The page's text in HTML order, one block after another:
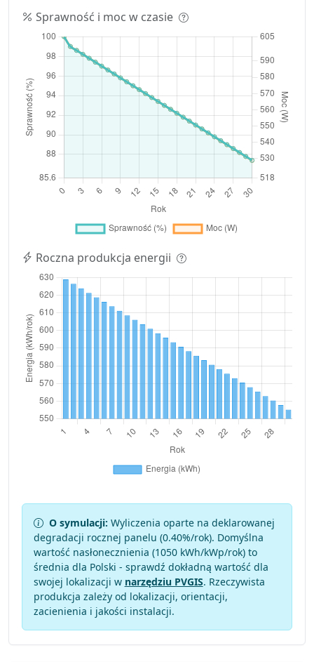
Sprawność i moc w czasie
Roczna produkcja energii
O symulacji: Wyliczenia oparte na deklarowanej
degradacji rocznej panelu (0.40%/rok). Domyślna
wartość nasłonecznienia (1050 kWh/kWp/rok) to
średnia dla Polski - sprawdź dokładną wartość dla
swojej lokalizacji w narzędziu PVGIS. Rzeczywista
produkcja zależy od lokalizacji, orientacji,
zacienienia i jakości instalacji.